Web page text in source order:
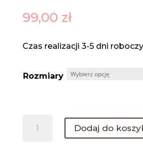
99,00 zł
Czas realizacji 3-5 dni
Rozmiary
Dodaj do